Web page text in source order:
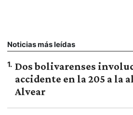
Noticias más leídas
1. Dos bolivarenses
accidente en la 205 a la
Alvear